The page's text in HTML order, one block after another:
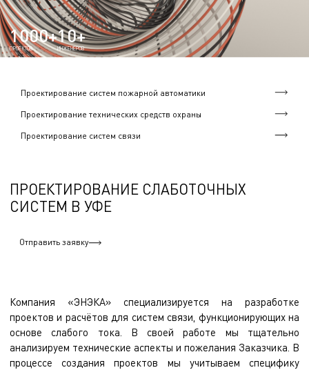
1000+
ПРОЕКТОВ
10+
ИНЖЕНЕРОВ
Проектирование систем пожарной автоматики
Проектирование технических средств охраны
Проектирование систем связи
ПРОЕКТИРОВАНИЕ СЛАБОТОЧНЫХ
СИСТЕМ В УФЕ
Отправить заявку
Компания «ЭНЭКА» специализируется на разработке
проектов и расчётов для систем связи, функционирующих на
основе слабого тока. В своей работе мы тщательно
анализируем технические аспекты и пожелания Заказчика. В
процессе создания проектов мы учитываем специфику